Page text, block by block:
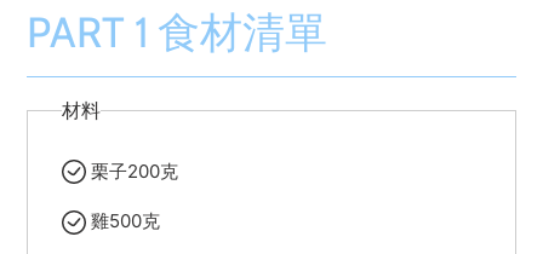
PART 1 食材清單
材料
栗子200克
雞500克